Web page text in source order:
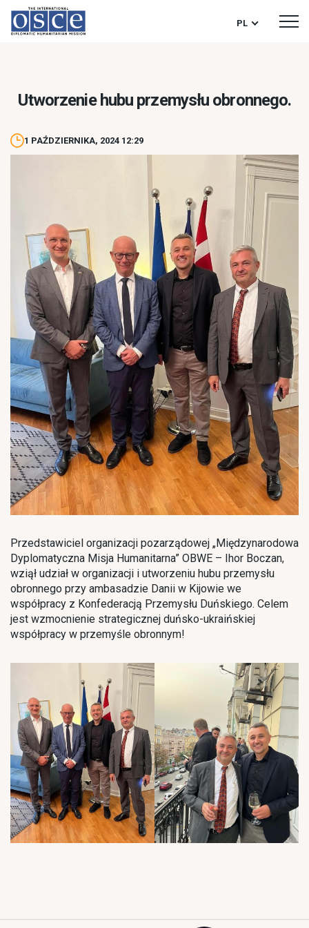
PL
Utworzenie hubu przemysłu obronnego.
1 PAŹDZIERNIKA, 2024 12:29
Przedstawiciel organizacji pozarządowej „Międzynarodowa
Dyplomatyczna Misja Humanitarna” OBWE – Ihor Boczan,
wziął udział w organizacji i utworzeniu hubu przemysłu
obronnego przy ambasadzie Danii w Kijowie we
współpracy z Konfederacją Przemysłu Duńskiego. Celem
jest wzmocnienie strategicznej duńsko-ukraińskiej
współpracy w przemyśle obronnym!